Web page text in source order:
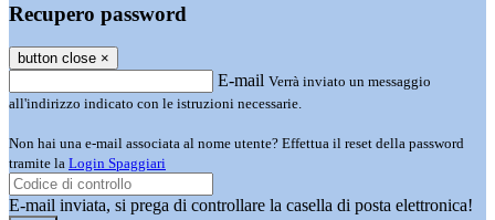
Recupero password
button close ×
E-mail Verrà inviato un messaggio
all'indirizzo indicato con le istruzioni necessarie.
Non hai una e-mail associata al nome utente? Effettua il reset della password
tramite la Login Spaggiari
E-mail inviata, si prega di controllare la casella di posta elettronica!